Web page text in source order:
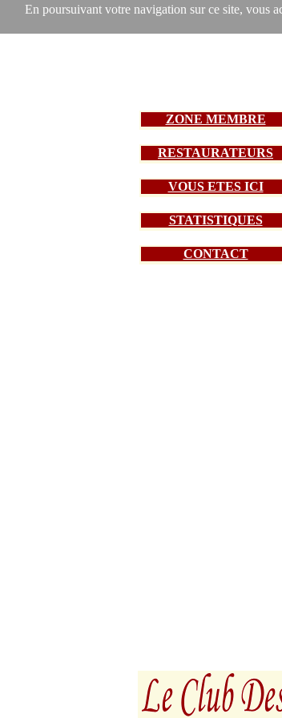
En poursuivant votre navigation sur ce site, vous
ZONE MEMBRE
RESTAURATEURS
VOUS ETES ICI
STATISTIQUES
CONTACT